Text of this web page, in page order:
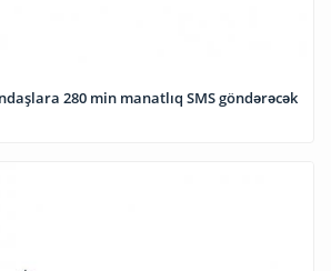
280 min manatlıq SMS göndərəcək